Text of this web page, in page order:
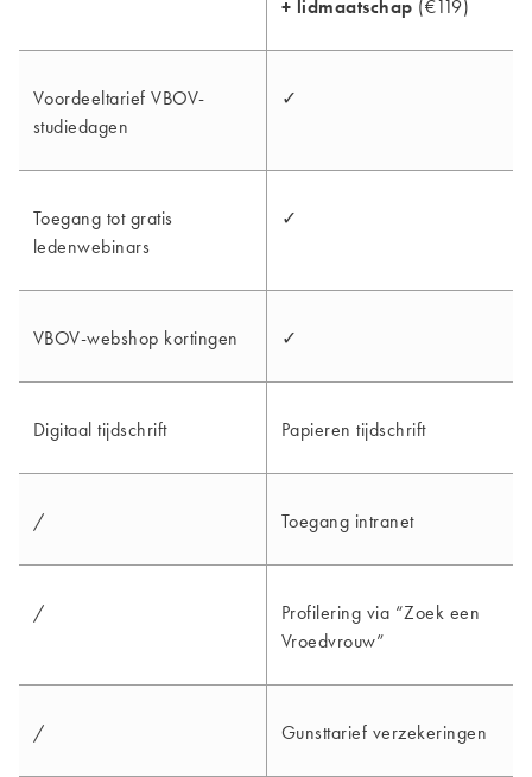
+ lidmaatschap (€119)
Voordeeltarief VBOV-
studiedagen
✓
Toegang tot gratis
ledenwebinars
✓
VBOV-webshop kortingen ✓
Digitaal tijdschrift Papieren tijdschrift
/ Toegang intranet
/
Profilering via “Zoek een
Vroedvrouw”
/ Gunsttarief verzekeringen